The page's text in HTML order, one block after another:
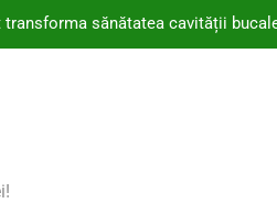
sănătatea cavității
regăsit respirația liberă, pas cu